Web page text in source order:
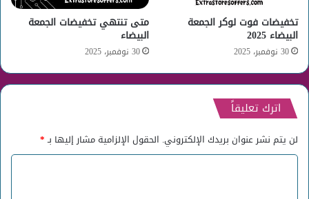
تخفيضات فوت لوكر الجمعة
البيضاء 2025
30 نوفمبر، 2025
متى تنتهي تخفيضات الجمعة
البيضاء
30 نوفمبر، 2025
اترك تعليقاً
لن يتم نشر عنوان بريدك الإلكتروني. الحقول الإلزامية مشار إليها بـ*